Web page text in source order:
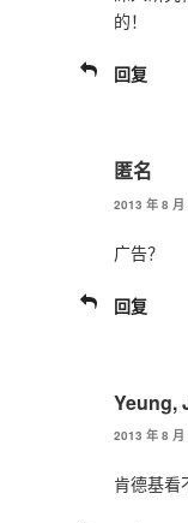
的！
回复
匿名
2013 年 8 月
广告？
回复
Yeung,
2013 年 8 月
肯德基看